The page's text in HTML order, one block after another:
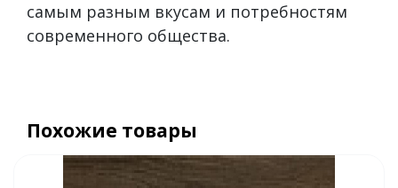
самым разным вкусам и потребностям
современного общества.
Похожие товары